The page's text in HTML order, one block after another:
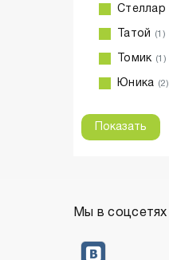
Стеллар
Татой (1)
Томик (1)
Юника (2)
Мы в соцсетях